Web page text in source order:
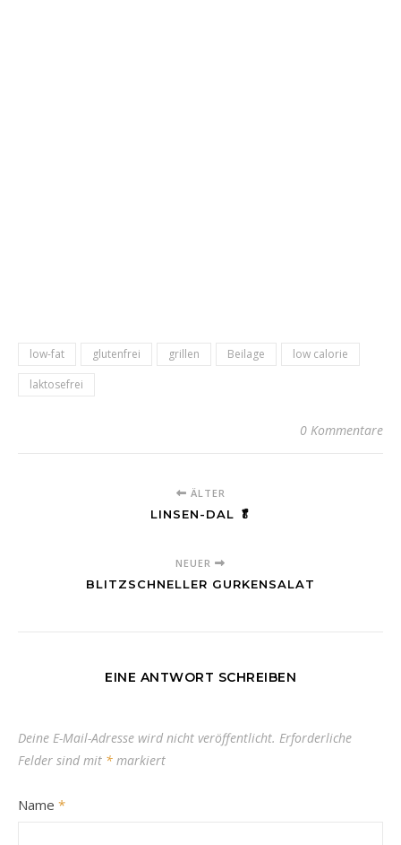
low-fat glutenfrei grillen Beilage
low calorie
laktosefrei
0 Kommentare
ÄLTER
LINSEN-DAL 🥬
NEUER
BLITZSCHNELLER GURKENSALAT
EINE ANTWORT SCHREIBEN
Deine E-Mail-Adresse wird nicht veröffentlicht. Erforderliche
Felder sind mit * markiert
Name *